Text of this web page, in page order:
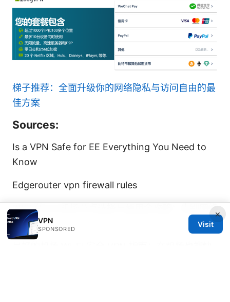
梯子推荐：全面升级你的网络隐私与访问自由的最
佳方案
Sources:
Is a VPN Safe for EE Everything You Need to
Know
Edgerouter vpn firewall rules
2025年vpn机场节点选择与使用全攻略：告别网络
限制
×
VPN
SPONSORED
Visit